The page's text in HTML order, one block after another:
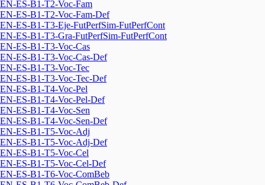
EN-ES-B1-T2-Voc-Fam
EN-ES-B1-T2-Voc-Fam-Def
EN-ES-B1-T3-Eje-FutPerfSim-FutPerfCont
EN-ES-B1-T3-Gra-FutPerfSim-FutPerfCont
EN-ES-B1-T3-Voc-Cas
EN-ES-B1-T3-Voc-Cas-Def
EN-ES-B1-T3-Voc-Tec
EN-ES-B1-T3-Voc-Tec-Def
EN-ES-B1-T4-Voc-Pel
EN-ES-B1-T4-Voc-Pel-Def
EN-ES-B1-T4-Voc-Sen
EN-ES-B1-T4-Voc-Sen-Def
EN-ES-B1-T5-Voc-Adj
EN-ES-B1-T5-Voc-Adj-Def
EN-ES-B1-T5-Voc-Cel
EN-ES-B1-T5-Voc-Cel-Def
EN-ES-B1-T6-Voc-ComBeb